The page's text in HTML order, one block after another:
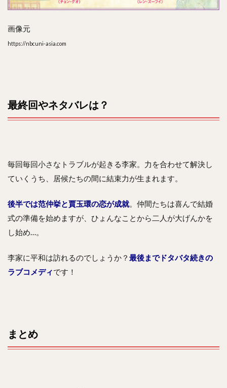
画像元
https://nbcuni-asia.com
最終回やネタバレは？
毎回毎回小さなトラブルが起きる李家。力を合わせて解決し
ていくうち、居候たちの間に結束力が生まれます。
後半では范仲挙と賈玉環の恋が成就。仲間たちは喜んで結婚
式の準備を始めますが、ひょんなことから二人が大げんかを
し始め…。
李家に平和は訪れるのでしょうか？ 最後までドタバタ続きの
ラブコメディです！
まとめ